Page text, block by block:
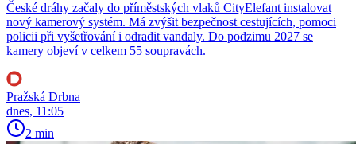
České dráhy začaly do příměstských vlaků CityElefant instalovat
nový kamerový systém. Má zvýšit bezpečnost cestujících, pomoci
policii při vyšetřování i odradit vandaly. Do podzimu 2027 se
kamery objeví v celkem 55 soupravách.
Pražská Drbna
dnes, 11:05
2 min